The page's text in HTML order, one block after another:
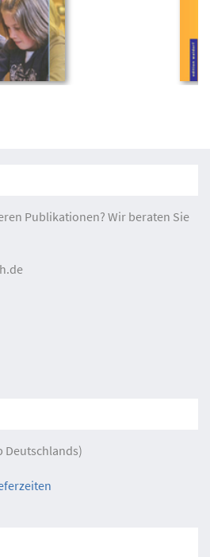
Publikationen? Wir beraten Sie
Deutschlands)